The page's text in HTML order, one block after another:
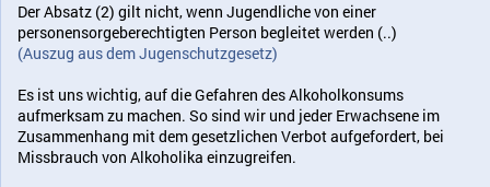
Der Absatz (2) gilt nicht, wenn Jugendliche von einer
personensorgeberechtigten Person begleitet werden (..)
(Auszug aus dem Jugenschutzgesetz)
Es ist uns wichtig, auf die Gefahren des Alkoholkonsums
aufmerksam zu machen. So sind wir und jeder Erwachsene im
Zusammenhang mit dem gesetzlichen Verbot aufgefordert, bei
Missbrauch von Alkoholika einzugreifen.